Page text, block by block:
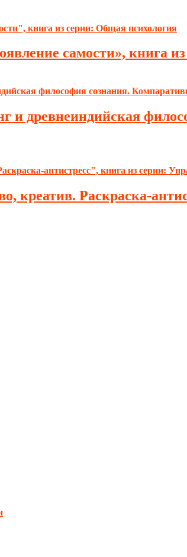
самости», книга
древнеиндийская
креатив. Раскраска-